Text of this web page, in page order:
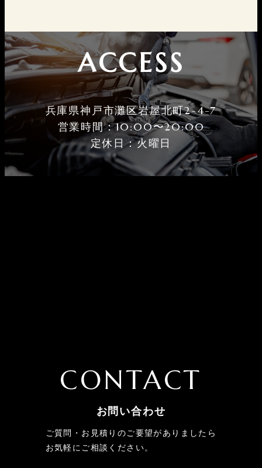
ACCESS
兵庫県神戸市灘区岩屋北町2-4-7
営業時間：10:00〜20:00
定休⽇：火曜⽇
CONTACT
お問い合わせ
ご質問・お見積りのご要望がありましたら
お気軽にご相談ください。